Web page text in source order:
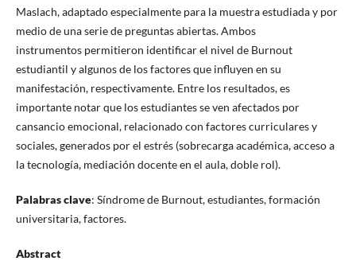
Maslach, adaptado especialmente para la muestra estudiada y por
medio de una serie de preguntas abiertas. Ambos
instrumentos permitieron identificar el nivel de Burnout
estudiantil y algunos de los factores que influyen en su
manifestación, respectivamente. Entre los resultados, es
importante notar que los estudiantes se ven afectados por
cansancio emocional, relacionado con factores curriculares y
sociales, generados por el estrés (sobrecarga académica, acceso a
la tecnología, mediación docente en el aula, doble rol).
Palabras clave: Síndrome de Burnout, estudiantes, formación
universitaria, factores.
Abstract